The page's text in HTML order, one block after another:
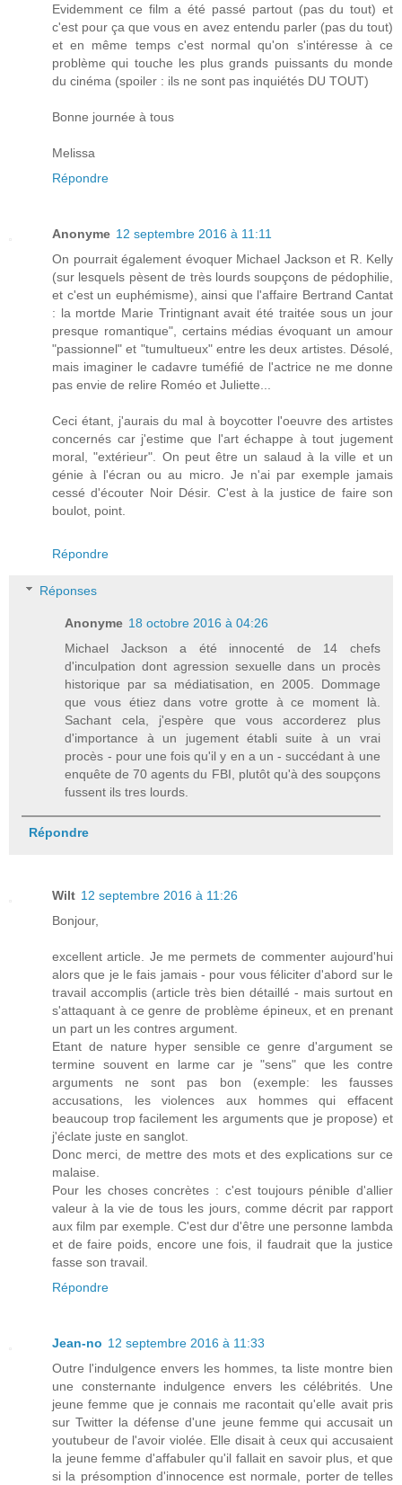
Evidemment ce film a été passé partout (pas du tout) et
c'est pour ça que vous en avez entendu parler (pas du tout)
et en même temps c'est normal qu'on s'intéresse à ce
problème qui touche les plus grands puissants du monde
du cinéma (spoiler : ils ne sont pas inquiétés DU TOUT)
Bonne journée à tous
Melissa
Répondre
Anonyme 12 septembre 2016 à 11:11
On pourrait également évoquer Michael Jackson et R. Kelly
(sur lesquels pèsent de très lourds soupçons de pédophilie,
et c'est un euphémisme), ainsi que l'affaire Bertrand Cantat
: la mortde Marie Trintignant avait été traitée sous un jour
presque romantique", certains médias évoquant un amour
"passionnel" et "tumultueux" entre les deux artistes. Désolé,
mais imaginer le cadavre tuméfié de l'actrice ne me donne
pas envie de relire Roméo et Juliette...
Ceci étant, j'aurais du mal à boycotter l'oeuvre des artistes
concernés car j'estime que l'art échappe à tout jugement
moral, "extérieur". On peut être un salaud à la ville et un
génie à l'écran ou au micro. Je n'ai par exemple jamais
cessé d'écouter Noir Désir. C'est à la justice de faire son
boulot, point.
Répondre
Réponses
Anonyme 18 octobre 2016 à 04:26
Michael Jackson a été innocenté de 14 chefs
d'inculpation dont agression sexuelle dans un procès
historique par sa médiatisation, en 2005. Dommage
que vous étiez dans votre grotte à ce moment là.
Sachant cela, j'espère que vous accorderez plus
d'importance à un jugement établi suite à un vrai
procès - pour une fois qu'il y en a un - succédant à une
enquête de 70 agents du FBI, plutôt qu'à des soupçons
fussent ils tres lourds.
Répondre
Wilt 12 septembre 2016 à 11:26
Bonjour,
excellent article. Je me permets de commenter aujourd'hui
alors que je le fais jamais - pour vous féliciter d'abord sur le
travail accomplis (article très bien détaillé - mais surtout en
s'attaquant à ce genre de problème épineux, et en prenant
un part un les contres argument.
Etant de nature hyper sensible ce genre d'argument se
termine souvent en larme car je "sens" que les contre
arguments ne sont pas bon (exemple: les fausses
accusations, les violences aux hommes qui effacent
beaucoup trop facilement les arguments que je propose) et
j'éclate juste en sanglot.
Donc merci, de mettre des mots et des explications sur ce
malaise.
Pour les choses concrètes : c'est toujours pénible d'allier
valeur à la vie de tous les jours, comme décrit par rapport
aux film par exemple. C'est dur d'être une personne lambda
et de faire poids, encore une fois, il faudrait que la justice
fasse son travail.
Répondre
Jean-no 12 septembre 2016 à 11:33
Outre l'indulgence envers les hommes, ta liste montre bien
une consternante indulgence envers les célébrités. Une
jeune femme que je connais me racontait qu'elle avait pris
sur Twitter la défense d'une jeune femme qui accusait un
youtubeur de l'avoir violée. Elle disait à ceux qui accusaient
la jeune femme d'affabuler qu'il fallait en savoir plus, et que
si la présomption d'innocence est normale, porter de telles